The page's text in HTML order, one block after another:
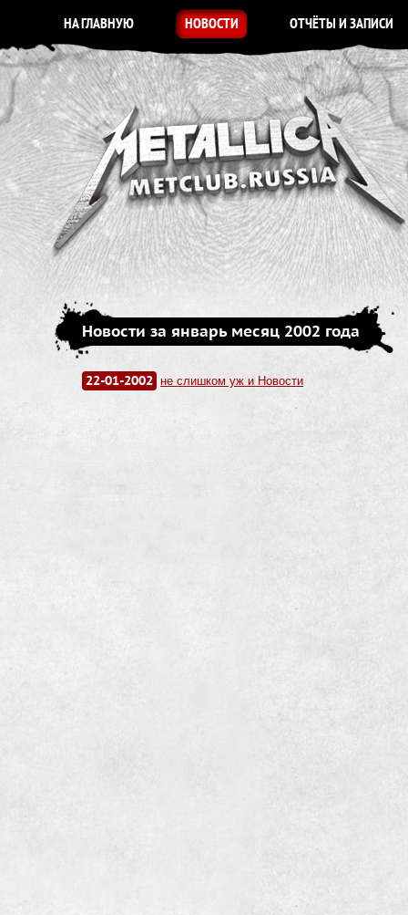
НА ГЛАВНУЮ НОВОСТИ ОТЧЁТЫ И ЗАПИСИ
Новости за январь месяц 2002 года
22-01-2002 не слишком уж и Новости